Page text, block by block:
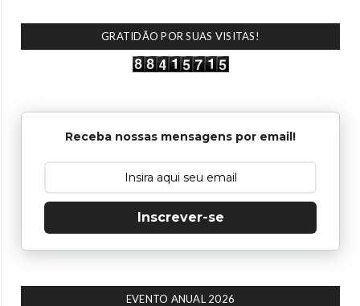
GRATIDÃO POR SUAS VISITAS!
Receba nossas mensagens por email!
Inscrever-se
EVENTO ANUAL 2026